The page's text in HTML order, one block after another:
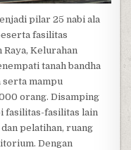
pilar 25 nabi ala
fasilitas
Kelurahan
tanah bandha
serta mampu
orang. Disamping
fasilitas-fasilitas lain
pelatihan, ruang
Dengan